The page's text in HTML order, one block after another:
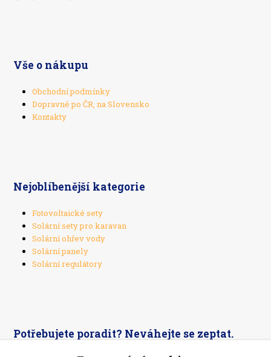
Vše o nákupu
Obchodní podmínky
Dopravné po ČR, na Slovensko
Kontakty
Nejoblíbenější kategorie
Fotovoltaické sety
Solární sety pro karavan
Solární ohřev vody
Solární panely
Solární regulátory
Potřebujete poradit? Neváhejte se zeptat.